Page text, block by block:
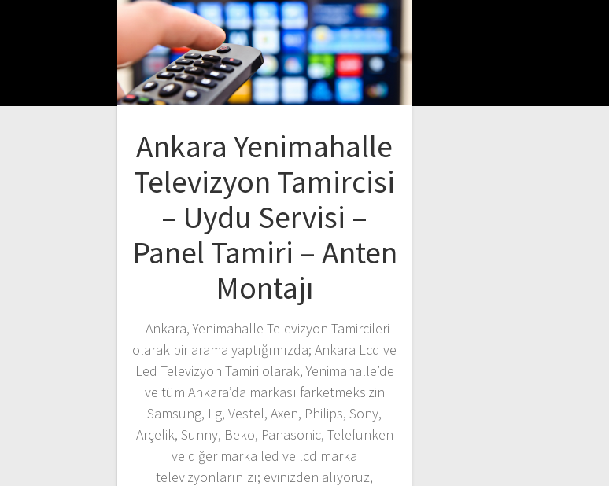
Ankara Yenimahalle
Televizyon Tamircisi
– Uydu Servisi –
Panel Tamiri – Anten
Montajı
Ankara, Yenimahalle Televizyon Tamircileri
olarak bir arama yaptığımızda; Ankara Lcd ve
Led Televizyon Tamiri olarak, Yenimahalle’de
ve tüm Ankara’da markası farketmeksizin
Samsung, Lg, Vestel, Axen, Philips, Sony,
Arçelik, Sunny, Beko, Panasonic, Telefunken
ve diğer marka led ve lcd marka
televizyonlarınızı; evinizden alıyoruz,